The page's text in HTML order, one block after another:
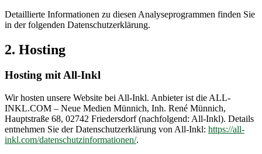
Detaillierte Informationen zu diesen Analyseprogrammen finden Sie
in der folgenden Datenschutzerklärung.
2. Hosting
Hosting mit All-Inkl
Wir hosten unsere Website bei All-Inkl. Anbieter ist die ALL-
INKL.COM – Neue Medien Münnich, Inh. René Münnich,
Hauptstraße 68, 02742 Friedersdorf (nachfolgend: All-Inkl). Details
entnehmen Sie der Datenschutzerklärung von All-Inkl: https://all-
inkl.com/datenschutzinformationen/.